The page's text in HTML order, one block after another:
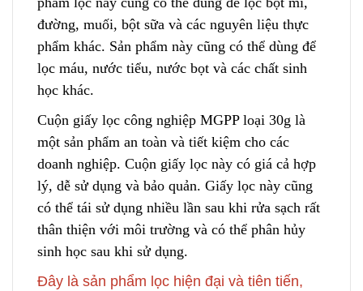
đường, muối, bột sữa và các nguyên liệu thực
phẩm khác. Sản phẩm này cũng có thể dùng để
lọc máu, nước tiểu, nước bọt và các chất sinh
học khác.
Cuộn giấy lọc công nghiệp MGPP loại 30g là
một sản phẩm an toàn và tiết kiệm cho các
doanh nghiệp. Cuộn giấy lọc này có giá cả hợp
lý, dễ sử dụng và bảo quản. Giấy lọc này cũng
có thể tái sử dụng nhiều lần sau khi rửa sạch rất
thân thiện với môi trường và có thể phân hủy
sinh học sau khi sử dụng.
Đây là sản phẩm lọc hiện đại và tiên tiến,